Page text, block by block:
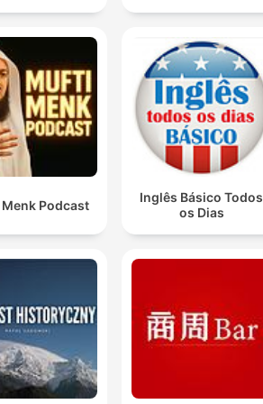
Podcast
Inglês Básico Todos
os Dias